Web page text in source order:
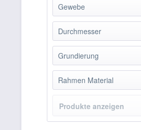
Xanadu Frames
Gewebe
Leinen 440g
Durchmesser
190cm
Grundierung
weiss uni Grundierung
Rahmen Material
5 Schicht Fichtenholz
Produkte anzeigen